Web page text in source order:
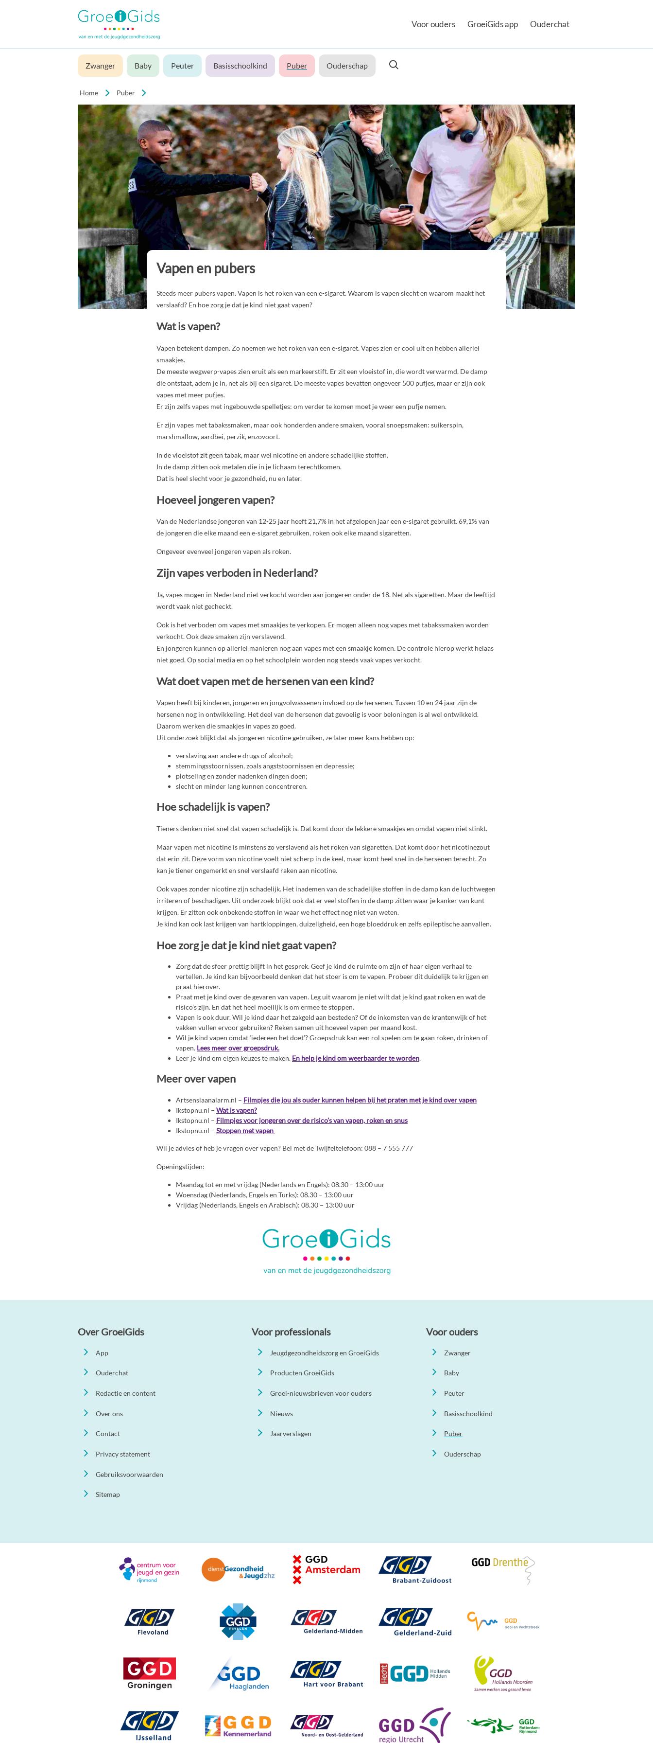
Voor ouders GroeiGids app Ouderchat
Zwanger Baby Peuter Basisschoolkind Puber Ouderschap
Home Puber
Vapen en pubers
Steeds meer pubers vapen. Vapen is het roken van een e-sigaret. Waarom is vapen slecht en waarom maakt het
verslaafd? En hoe zorg je dat je kind niet gaat vapen?
Wat is vapen?
Vapen betekent dampen. Zo noemen we het roken van een e-sigaret. Vapes zien er cool uit en hebben allerlei
smaakjes.
De meeste wegwerp-vapes zien eruit als een markeerstift. Er zit een vloeistof in, die wordt verwarmd. De damp
die ontstaat, adem je in, net als bij een sigaret. De meeste vapes bevatten ongeveer 500 pufjes, maar er zijn ook
vapes met meer pufjes.
Er zijn zelfs vapes met ingebouwde spelletjes: om verder te komen moet je weer een pufje nemen.
Er zijn vapes met tabakssmaken, maar ook honderden andere smaken, vooral snoepsmaken: suikerspin,
marshmallow, aardbei, perzik, enzovoort.
In de vloeistof zit geen tabak, maar wel nicotine en andere schadelijke stoffen.
In de damp zitten ook metalen die in je lichaam terechtkomen.
Dat is heel slecht voor je gezondheid, nu en later.
Hoeveel jongeren vapen?
Van de Nederlandse jongeren van 12-25 jaar heeft 21,7% in het afgelopen jaar een e-sigaret gebruikt. 69,1% van
de jongeren die elke maand een e-sigaret gebruiken, roken ook elke maand sigaretten.
Ongeveer evenveel jongeren vapen als roken.
Zijn vapes verboden in Nederland?
Ja, vapes mogen in Nederland niet verkocht worden aan jongeren onder de 18. Net als sigaretten. Maar de leeftijd
wordt vaak niet gecheckt.
Ook is het verboden om vapes met smaakjes te verkopen. Er mogen alleen nog vapes met tabakssmaken worden
verkocht. Ook deze smaken zijn verslavend.
En jongeren kunnen op allerlei manieren nog aan vapes met een smaakje komen. De controle hierop werkt helaas
niet goed. Op social media en op het schoolplein worden nog steeds vaak vapes verkocht.
Wat doet vapen met de hersenen van een kind?
Vapen heeft bij kinderen, jongeren en jongvolwassenen invloed op de hersenen. Tussen 10 en 24 jaar zijn de
hersenen nog in ontwikkeling. Het deel van de hersenen dat gevoelig is voor beloningen is al wel ontwikkeld.
Daarom werken die smaakjes in vapes zo goed.
Uit onderzoek blijkt dat als jongeren nicotine gebruiken, ze later meer kans hebben op:
verslaving aan andere drugs of alcohol;
stemmingsstoornissen, zoals angststoornissen en depressie;
plotseling en zonder nadenken dingen doen;
slecht en minder lang kunnen concentreren.
Hoe schadelijk is vapen?
Tieners denken niet snel dat vapen schadelijk is. Dat komt door de lekkere smaakjes en omdat vapen niet stinkt.
Maar vapen met nicotine is minstens zo verslavend als het roken van sigaretten. Dat komt door het nicotinezout
dat erin zit. Deze vorm van nicotine voelt niet scherp in de keel, maar komt heel snel in de hersenen terecht. Zo
kan je tiener ongemerkt en snel verslaafd raken aan nicotine.
Ook vapes zonder nicotine zijn schadelijk. Het inademen van de schadelijke stoffen in de damp kan de luchtwegen
irriteren of beschadigen. Uit onderzoek blijkt ook dat er veel stoffen in de damp zitten waar je kanker van kunt
krijgen. Er zitten ook onbekende stoffen in waar we het effect nog niet van weten.
Je kind kan ook last krijgen van hartkloppingen, duizeligheid, een hoge bloeddruk en zelfs epileptische aanvallen.
Hoe zorg je dat je kind niet gaat vapen?
Zorg dat de sfeer prettig blijft in het gesprek. Geef je kind de ruimte om zijn of haar eigen verhaal te
vertellen. Je kind kan bijvoorbeeld denken dat het stoer is om te vapen. Probeer dit duidelijk te krijgen en
praat hierover.
Praat met je kind over de gevaren van vapen. Leg uit waarom je niet wilt dat je kind gaat roken en wat de
risico’s zijn. En dat het heel moeilijk is om ermee te stoppen.
Vapen is ook duur. Wil je kind daar het zakgeld aan besteden? Of de inkomsten van de krantenwijk of het
vakken vullen ervoor gebruiken? Reken samen uit hoeveel vapen per maand kost.
Wil je kind vapen omdat ‘iedereen het doet’? Groepsdruk kan een rol spelen om te gaan roken, drinken of
vapen. Lees meer over groepsdruk.
Leer je kind om eigen keuzes te maken. En help je kind om weerbaarder te worden.
Meer over vapen
Artsenslaanalarm.nl – Filmpjes die jou als ouder kunnen helpen bij het praten met je kind over vapen
Ikstopnu.nl – Wat is vapen?
Ikstopnu.nl – Filmpjes voor jongeren over de risico’s van vapen, roken en snus
Ikstopnu.nl – Stoppen met vapen
Wil je advies of heb je vragen over vapen? Bel met de Twijfeltelefoon: 088 – 7 555 777
Openingstijden:
Maandag tot en met vrijdag (Nederlands en Engels): 08.30 – 13:00 uur
Woensdag (Nederlands, Engels en Turks): 08.30 – 13:00 uur
Vrijdag (Nederlands, Engels en Arabisch): 08.30 – 13:00 uur
Over GroeiGids
App
Ouderchat
Redactie en content
Over ons
Contact
Privacy statement
Gebruiksvoorwaarden
Sitemap
Voor professionals
Jeugdgezondheidszorg en GroeiGids
Producten GroeiGids
Groei-nieuwsbrieven voor ouders
Nieuws
Jaarverslagen
Voor ouders
Zwanger
Baby
Peuter
Basisschoolkind
Puber
Ouderschap